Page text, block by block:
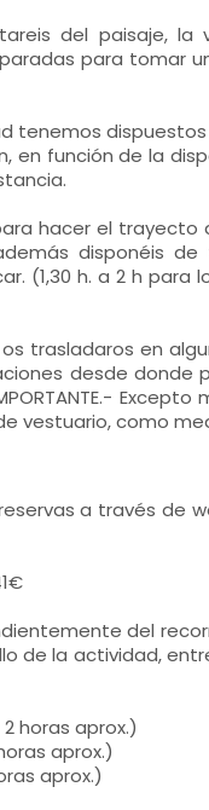
del paisaje, la
para tomar
tenemos
en función de la
hacer el trayecto
disponéis
(1,30 h. a 2 h para
trasladaros en
desde donde
vestuario, como
a través de
del
de la actividad,
horas aprox.)
aprox.)
aprox.)